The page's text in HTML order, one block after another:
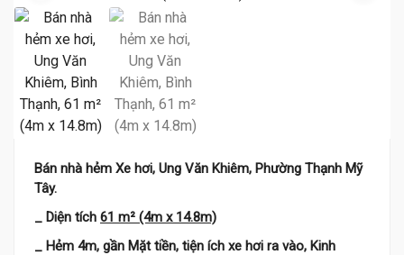
Bán nhà hẻm Xe hơi, Ung Văn Khiêm, Phường Thạnh Mỹ
Tây.
_ Diện tích 61 m² (4m x 14.8m)
_ Hẻm 4m, gần Mặt tiền, tiện ích xe hơi ra vào, Kinh